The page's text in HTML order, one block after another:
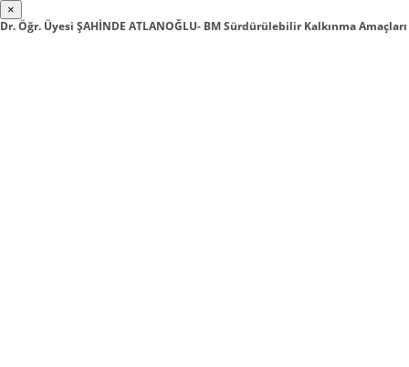
×
Dr. Öğr. Üyesi ŞAHİNDE ATLANOĞLU- BM Sürdürülebilir Kalkınma Amaçları